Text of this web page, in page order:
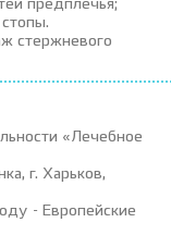
предплечья;
стержневого
«Лечебное
г. Харьков,
- Европейские